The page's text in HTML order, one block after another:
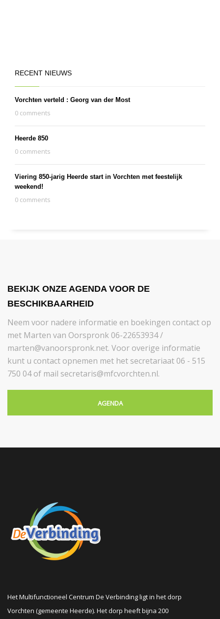
RECENT NIEUWS
Vorchten verteld : Georg van der Most
0 comments
Heerde 850
0 comments
Viering 850-jarig Heerde start in Vorchten met feestelijk
weekend!
0 comments
BEKIJK ONZE AGENDA VOOR DE
BESCHIKBAARHEID
Neem voor nadere informatie en boekingen contact op
met Marten van Oorspronk 06-22653934 /
marten@vanoorspronk.net. Voor overige informatie
kunt u contact opnemen met het secretariaat 06 - 515
750 04 of mail secretaris@mfcvorchten.nl.
AGENDA
Het Multifunctioneel Centrum De Verbinding ligt in het dorp
Vorchten (gemeente Heerde). Het dorp heeft bijna 200